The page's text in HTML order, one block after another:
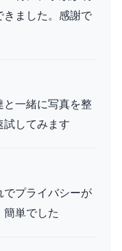
きました。感謝で
と一緒に写真を整
試してみます
でプライバシーが
単でした